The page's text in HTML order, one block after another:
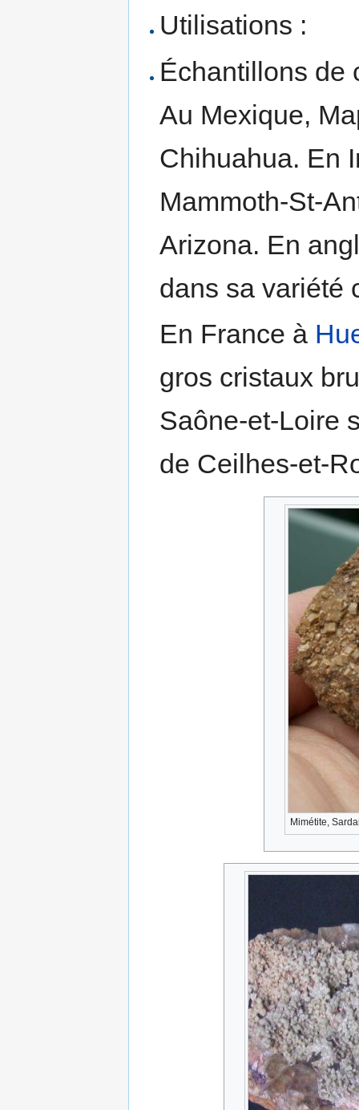
Utilisations :
Échantillons de
Au Mexique,
Chihuahua. En
Mammoth-St-
Arizona. En
dans sa variété
En France à
gros cristaux
Saône-et-Loire
de Ceilhes-et-
Mimétite,